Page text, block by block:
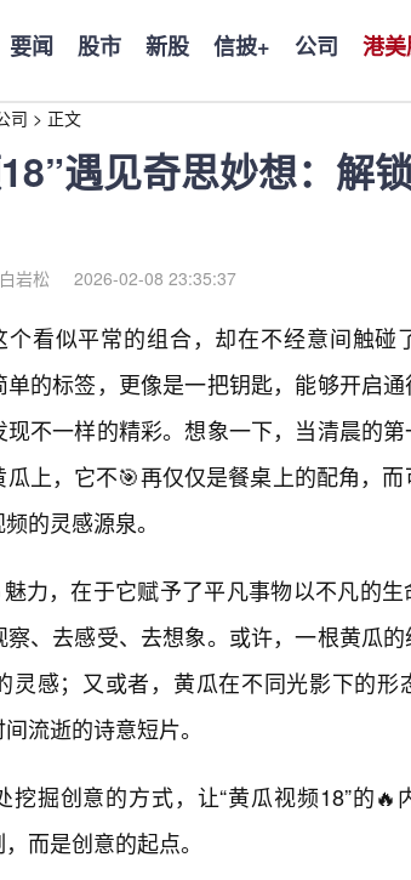
要闻 股市 新股 信披+ 公司 港
司 > 正文
遇见奇思妙想：解
岩松 2026-02-08 23:35:37
个看似平常的组合，却在不经意间触碰
的标签，更像是一把钥匙，能够开启
不一样的精彩。想象一下，当清晨的
上，它不🎯再仅仅是餐桌上的配角，
的灵感源泉。
魅力，在于它赋予了平凡事物以不凡的
、去感受、去想象。或许，一根黄瓜
灵感；又或者，黄瓜在不同光影下的形
流逝的诗意短片。
挖掘创意的方式，让“黄瓜视频18”的🔥
而是创意的起点。